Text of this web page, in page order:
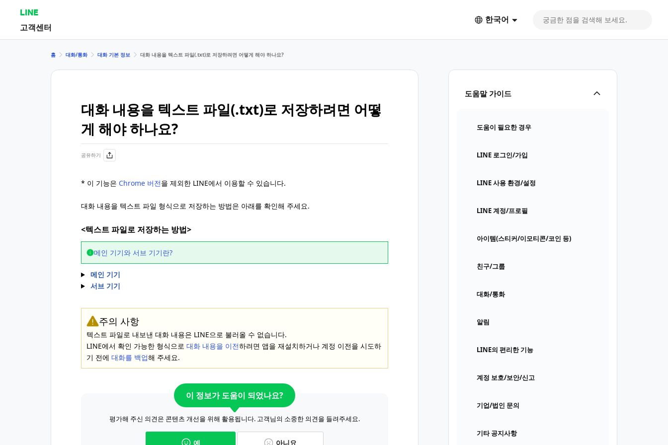
LINE
고객센터
한국어
도움말 가이드
도움이 필요한 경우
LINE 로그인/가입
LINE 사용 환경/설정
LINE 계정/프로필
아이템(스티커/이모티콘/코인 등)
친구/그룹
대화/통화
알림
LINE의 편리한 기능
계정 보호/보안/신고
기업/법인 문의
기타 공지사항
홈 대화/통화 대화 기본 정보 대화 내용을 텍스트 파일(.txt)로 저장하려면 어떻게 해야 하나요?
대화 내용을 텍스트 파일(.txt)로 저장하려면 어떻
게 해야 하나요?
공유하기
* 이 기능은 Chrome 버전을 제외한 LINE에서 이용할 수 있습니다.
대화 내용을 텍스트 파일 형식으로 저장하는 방법은 아래를 확인해 주세요.
<텍스트 파일로 저장하는 방법>
메인 기기와 서브 기기란?
메인 기기
서브 기기
주의 사항
텍스트 파일로 내보낸 대화 내용은 LINE으로 불러올 수 없습니다.
LINE에서 확인 가능한 형식으로 대화 내용을 이전하려면 앱을 재설치하거나 계정 이전을 시도하
기 전에 대화를 백업해 주세요.
이 정보가 도움이 되었나요?
평가해 주신 의견은 콘텐츠 개선을 위해 활용됩니다. 고객님의 소중한 의견을 들려주세요.
예 아니요